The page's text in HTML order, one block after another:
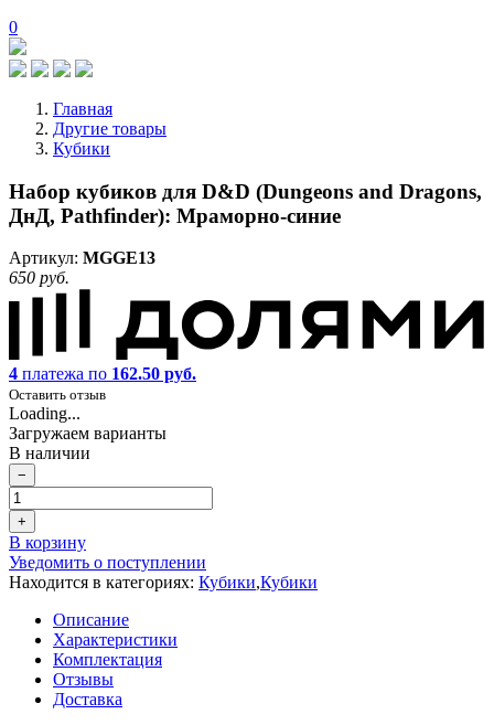
0
Главная
Другие товары
Кубики
Набор кубиков для D&D (Dungeons and Dragons,
ДнД, Pathfinder): Мраморно-синие
Артикул: MGGE13
650 руб.
4 платежа по 162.50 руб.
Оставить отзыв
Loading...
Загружаем варианты
В наличии
−
+
В корзину
Уведомить о поступлении
Находится в категориях: Кубики,Кубики
Описание
Характеристики
Комплектация
Отзывы
Доставка